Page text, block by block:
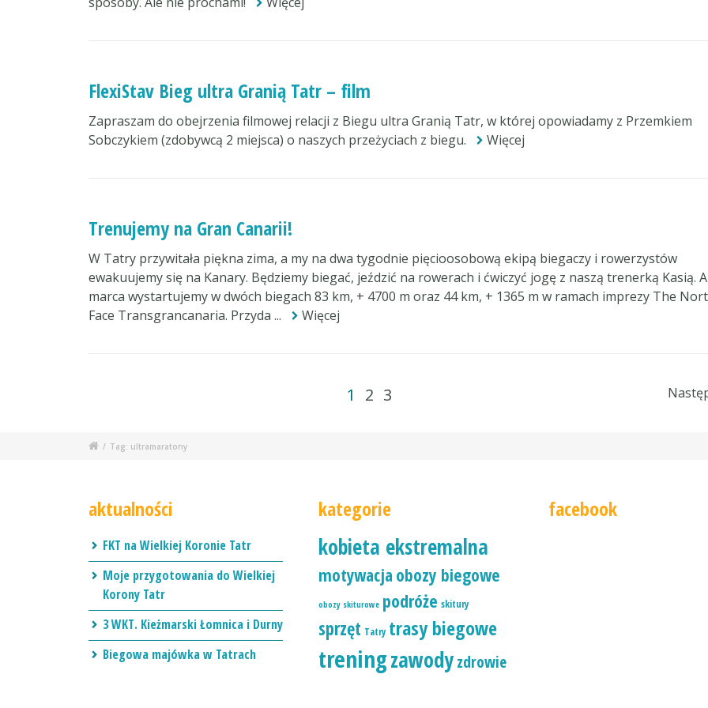
FlexiStav Bieg ultra Granią Tatr – film
Zapraszam do obejrzenia filmowej relacji z Biegu ultra Granią Tatr, w której opowiadamy z Przemkiem
Sobczykiem (zdobywcą 2 miejsca) o naszych przeżyciach z biegu.
Więcej
Trenujemy na Gran Canarii!
W Tatry przywitała piękna zima, a my na dwa tygodnie pięcioosobową ekipą biegaczy i rowerzystów
ewakuujemy się na Kanary. Będziemy biegać, jeździć na rowerach i ćwiczyć jogę z naszą trenerką Kasią.
marca wystartujemy w dwóch biegach 83 km, + 4700 m oraz 44 km, + 1365 m w ramach imprezy The
Face Transgrancanaria. Przyda ...
Więcej
1 2 3
/ Tag: ultramaratony
aktualności
FKT na Wielkiej Koronie Tatr
Moje przygotowania do Wielkiej
Korony Tatr
3 WKT. Kieżmarski Łomnica i Durny
Biegowa majówka w Tatrach
kategorie
kobieta ekstremalna
motywacja obozy biegowe
obozy skiturowe podróże skitury
sprzęt Tatry trasy biegowe
treningzawodyzdrowie
facebook